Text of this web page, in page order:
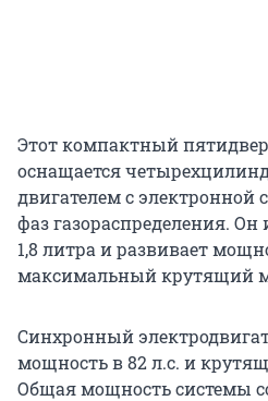
Этот компактный
оснащается
двигателем с электронной
фаз газораспределения.
1,8 литра и развивает
максимальный крутящий
Синхронный
мощность в 82 л.с. и
Общая мощность системы